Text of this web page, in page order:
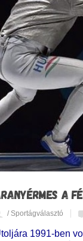
A
/ Sportágválasztó
1991-ben